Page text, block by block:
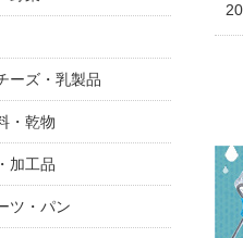
ーズ・乳製品
・乾物
加工品
ツ・パン